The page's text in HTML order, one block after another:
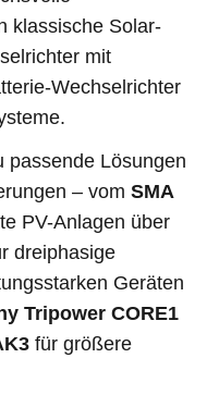
klassische Solar-
mit
Wechselrichter
passende Lösungen
– vom SMA
PV-Anlagen über
dreiphasige
Geräten
Tripower CORE1
für größere